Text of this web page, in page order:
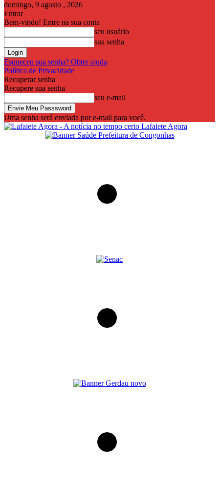
domingo, 9 agosto , 2026
Entrar
Bem-vindo! Entre na sua conta
seu usuário
sua senha
Esqueceu sua senha? Obter ajuda
Política de Privacidade
Recuperar senha
Recupere sua senha
seu e-mail
Uma senha será enviada por e-mail para você.
Lafaiete Agora